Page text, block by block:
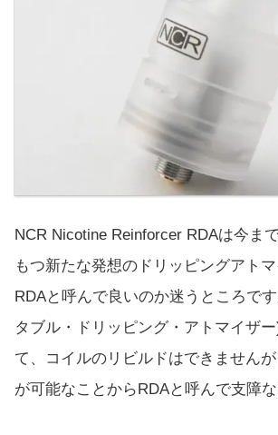
NCR Nicotine Reinforcer RDAは今ま
もつ新たな発想のドリッピングアトマ
RDAと呼んで良いのか迷うところで
タブル・ドリッピング・アトマイザ
て、コイルのリビルドはできません
が可能なことからRDAと呼んで支障な